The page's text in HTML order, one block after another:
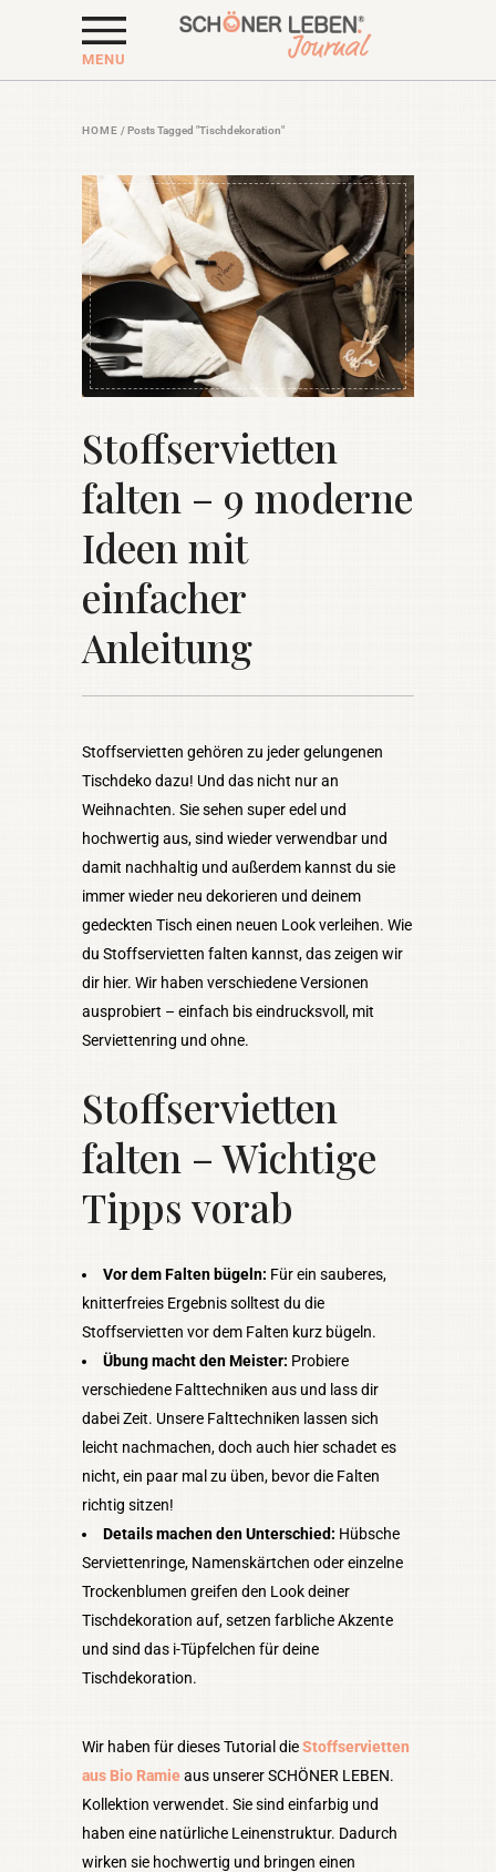
MENU
HOME /Posts Tagged "Tischdekoration"
Stoffservietten
falten – 9 moderne
Ideen mit
einfacher
Anleitung
Stoffservietten gehören zu jeder gelungenen
Tischdeko dazu! Und das nicht nur an
Weihnachten. Sie sehen super edel und
hochwertig aus, sind wieder verwendbar und
damit nachhaltig und außerdem kannst du sie
immer wieder neu dekorieren und deinem
gedeckten Tisch einen neuen Look verleihen. Wie
du Stoffservietten falten kannst, das zeigen wir
dir hier. Wir haben verschiedene Versionen
ausprobiert – einfach bis eindrucksvoll, mit
Serviettenring und ohne.
Stoffservietten
falten – Wichtige
Tipps vorab
Vor dem Falten bügeln: Für ein sauberes,
knitterfreies Ergebnis solltest du die
Stoffservietten vor dem Falten kurz bügeln.
Übung macht den Meister: Probiere
verschiedene Falttechniken aus und lass dir
dabei Zeit. Unsere Falttechniken lassen sich
leicht nachmachen, doch auch hier schadet es
nicht, ein paar mal zu üben, bevor die Falten
richtig sitzen!
Details machen den Unterschied: Hübsche
Serviettenringe, Namenskärtchen oder einzelne
Trockenblumen greifen den Look deiner
Tischdekoration auf, setzen farbliche Akzente
und sind das i-Tüpfelchen für deine
Tischdekoration.
Wir haben für dieses Tutorial dieStoffservietten
aus Bio Ramieaus unserer SCHÖNER LEBEN.
Kollektion verwendet. Sie sind einfarbig und
haben eine natürliche Leinenstruktur. Dadurch
wirken sie hochwertig und bringen einen